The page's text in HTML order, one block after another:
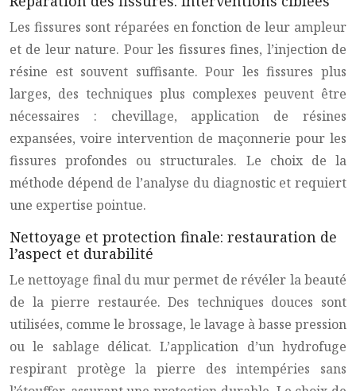
Les fissures sont réparées en fonction de leur ampleur
et de leur nature. Pour les fissures fines, l’injection de
résine est souvent suffisante. Pour les fissures plus
larges, des techniques plus complexes peuvent être
nécessaires : chevillage, application de résines
expansées, voire intervention de maçonnerie pour les
fissures profondes ou structurales. Le choix de la
méthode dépend de l’analyse du diagnostic et requiert
une expertise pointue.
Nettoyage et protection finale: restauration de
l’aspect et durabilité
Le nettoyage final du mur permet de révéler la beauté
de la pierre restaurée. Des techniques douces sont
utilisées, comme le brossage, le lavage à basse pression
ou le sablage délicat. L’application d’un hydrofuge
respirant protège la pierre des intempéries sans